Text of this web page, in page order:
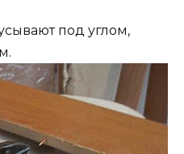
под углом,